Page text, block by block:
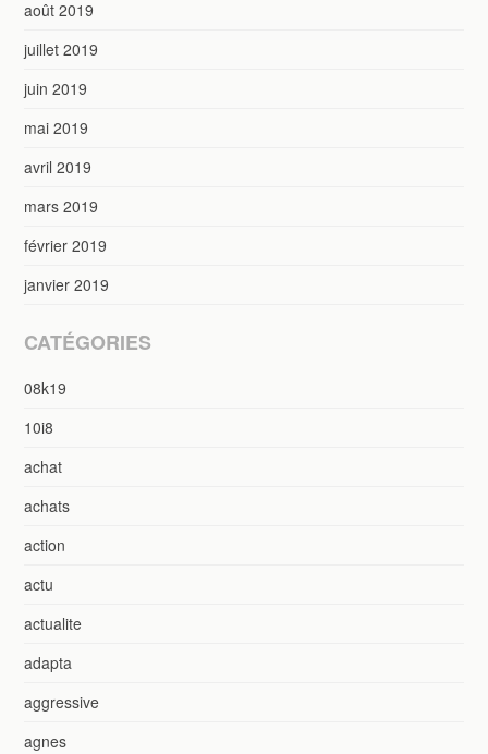
août 2019
juillet 2019
juin 2019
mai 2019
avril 2019
mars 2019
février 2019
janvier 2019
CATÉGORIES
08k19
10i8
achat
achats
action
actu
actualite
adapta
aggressive
agnes